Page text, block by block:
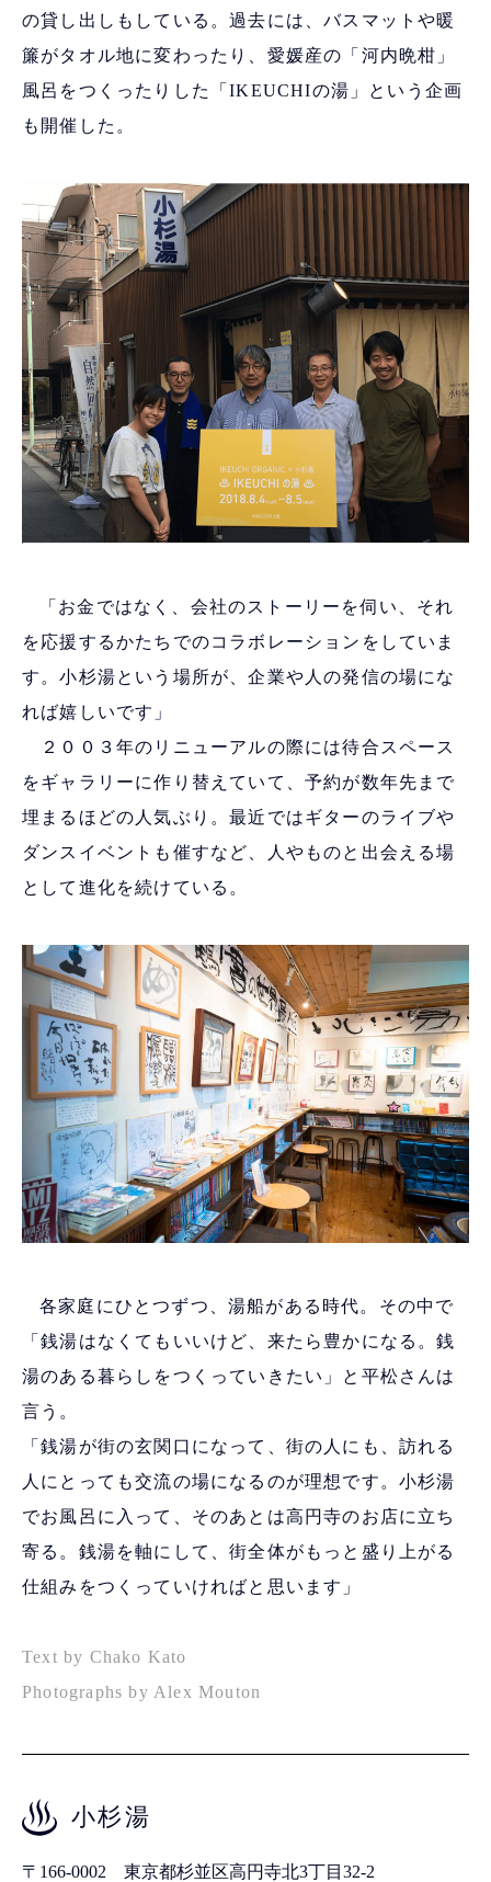
の貸し出しもしている。過去には、バスマットや暖
簾がタオル地に変わったり、愛媛産の「河内晩柑」
風呂をつくったりした「IKEUCHIの湯」という企画
も開催した。
「お金ではなく、会社のストーリーを伺い、それ
を応援するかたちでのコラボレーションをしていま
す。小杉湯という場所が、企業や人の発信の場にな
れば嬉しいです」
２００３年のリニューアルの際には待合スペース
をギャラリーに作り替えていて、予約が数年先まで
埋まるほどの人気ぶり。最近ではギターのライブや
ダンスイベントも催すなど、人やものと出会える場
として進化を続けている。
各家庭にひとつずつ、湯船がある時代。その中で
「銭湯はなくてもいいけど、来たら豊かになる。銭
湯のある暮らしをつくっていきたい」と平松さんは
言う。
「銭湯が街の玄関口になって、街の人にも、訪れる
人にとっても交流の場になるのが理想です。小杉湯
でお風呂に入って、そのあとは高円寺のお店に立ち
寄る。銭湯を軸にして、街全体がもっと盛り上がる
仕組みをつくっていければと思います」
Text by Chako Kato
Photographs by Alex Mouton
小杉湯
〒166-0002 東京都杉並区高円寺北3丁目32-2